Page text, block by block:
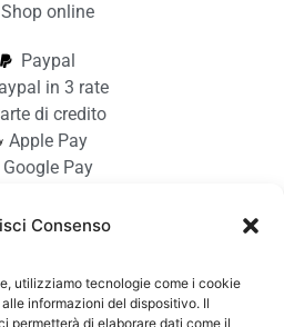
Consenso
utilizziamo tecnologie come i cookie
informazioni del dispositivo. Il
permetterà di elaborare dati come il
Shop online
Paypal
in 3 rate
di credito
Apple Pay
Google Pay
alla consegna